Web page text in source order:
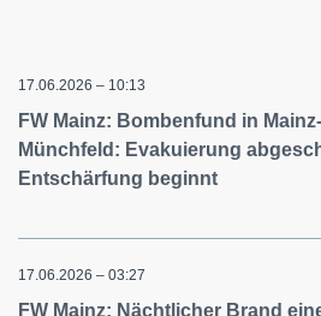
17.06.2026 – 10:13
FW Mainz: Bombenfund in
Münchfeld: Evakuierung
Entschärfung beginnt
17.06.2026 – 03:27
FW Mainz: Nächtlicher Brand